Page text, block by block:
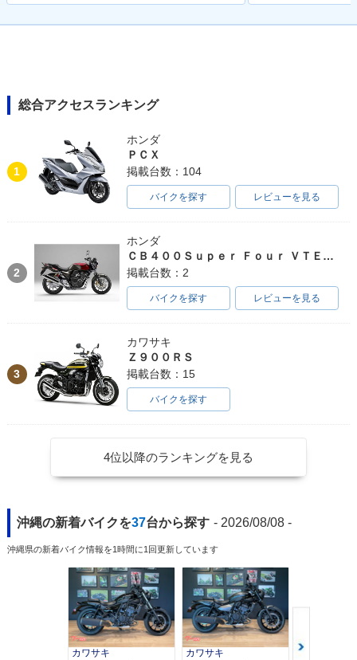
総合アクセスランキング
1
ホンダ
ＰＣＸ
掲載台数：104
バイクを探す レビューを見る
2
ホンダ
ＣＢ４００Ｓｕｐｅｒ Ｆｏｕｒ ＶＴＥＣ ＳＰＥＣ３
掲載台数：2
バイクを探す レビューを見る
3
カワサキ
Ｚ９００ＲＳ
掲載台数：15
バイクを探す
4位以降のランキングを見る
沖縄の新着バイクを37台から探す - 2026/08/08 -
沖縄県の新着バイク情報を1時間に1回更新しています
カワサキ カワサキ カワサキ